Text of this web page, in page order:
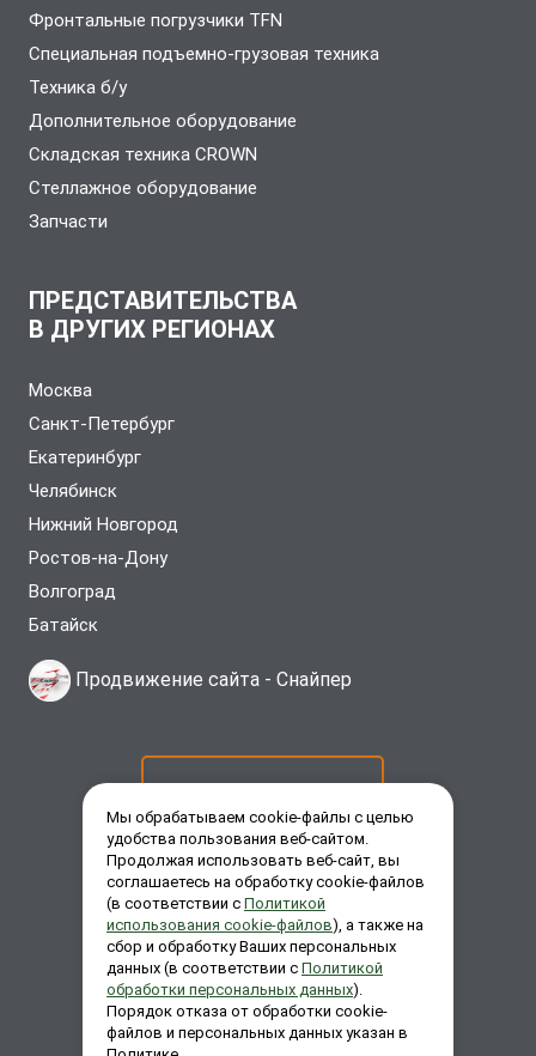
Фронтальные погрузчики TFN
Специальная подъемно-грузовая техника
Техника б/у
Дополнительное оборудование
Складская техника CROWN
Стеллажное оборудование
Запчасти
ПРЕДСТАВИТЕЛЬСТВА
В ДРУГИХ РЕГИОНАХ
Москва
Санкт-Петербург
Екатеринбург
Челябинск
Нижний Новгород
Ростов-на-Дону
Волгоград
Батайск
Продвижение сайта - Снайпер
ЗАКАЗАТЬ ЗВОНОК
ЗАДАТЬ ВОПРОС
Мы обрабатываем cookie-файлы с целью
удобства пользования веб-сайтом.
Продолжая использовать веб-сайт, вы
соглашаетесь на обработку cookie-файлов
(в соответствии с Политикой
использования cookie-файлов), а также на
сбор и обработку Ваших персональных
данных (в соответствии с Политикой
обработки персональных данных).
Порядок отказа от обработки cookie-
файлов и персональных данных указан в